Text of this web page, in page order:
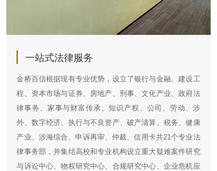
一站式法律服务
金桥百信根据现有专业优势，设立了银行与金融、建设工
程、资本市场与证券、房地产、刑事、文化产业、政府法
律事务、家事与财富传承、知识产权、公司、劳动、涉
外、数字经济、执行与不良资产、破产清算、税务、健康
产业、涉海综合、申诉再审、仲裁、信用卡共21个专业法
律事务部，并集结高校和专业机构设立重大疑难案件研究
与诉讼中心、物权研究中心、合规研究中心、企业危机应